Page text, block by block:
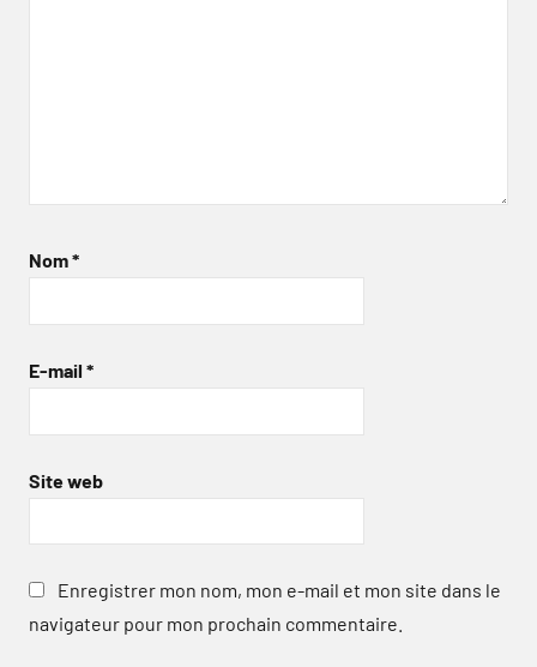
Nom*
E-mail *
Site web
Enregistrer mon nom, mon e-mail et mon site dans le
navigateur pour mon prochain commentaire.